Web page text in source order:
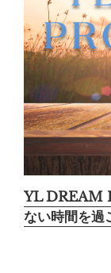
YL DREAM
ない時間を過